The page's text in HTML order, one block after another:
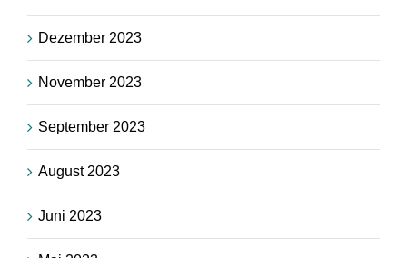
Dezember 2023
November 2023
September 2023
August 2023
Juni 2023